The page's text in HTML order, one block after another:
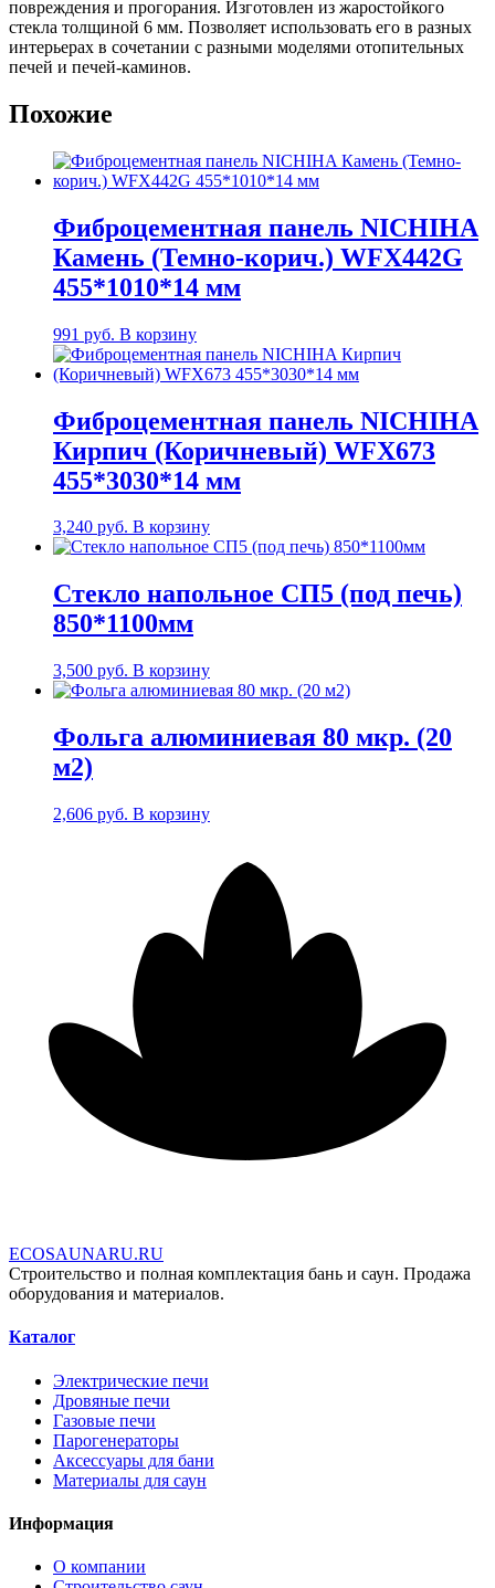
повреждения и прогорания. Изготовлен из жаростойкого
стекла толщиной 6 мм. Позволяет использовать его в разных
интерьерах в сочетании с разными моделями отопительных
печей и печей-каминов.
Похожие
Фиброцементная панель NICHIHA
Камень (Темно-корич.) WFX442G
455*1010*14 мм
991 руб. В корзину
Фиброцементная панель NICHIHA
Кирпич (Коричневый) WFX673
455*3030*14 мм
3,240 руб. В корзину
Стекло напольное СП5 (под печь)
850*1100мм
3,500 руб. В корзину
Фольга алюминиевая 80 мкр. (20
м2)
2,606 руб. В корзину
ECOSAUNARU.RU
Строительство и полная комплектация бань и саун. Продажа
оборудования и материалов.
Каталог
Электрические печи
Дровяные печи
Газовые печи
Парогенераторы
Аксессуары для бани
Материалы для саун
Информация
О компании